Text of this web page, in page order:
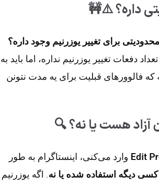
محدودیتی برای تغییر یوزرنیم وجود داره؟
دفعات تغییر یوزرنیم نداره، اما باید به
فالوورهای قبلیت برای یه مدت نتونن
Edit وارد می‌کنی، اینستاگرام به طور
کسی دیگه استفاده شده یا نه. اگه یوزرنیم